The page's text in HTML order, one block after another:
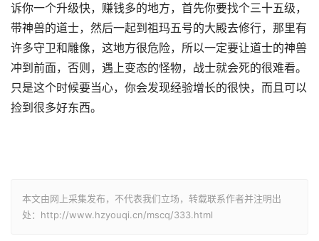
诉你一个升级快，赚钱多的地方，首先你要找个三十五级，
带神兽的道士，然后一起到祖玛五号的大殿去修行，那里有
许多守卫和雕像，这地方很危险，所以一定要让道士的神兽
冲到前面，否则，遇上变态的怪物，战士就会死的很难看。
只是这个时候要当心，你会发现经验增长的很快，而且可以
捡到很多好东西。
本文由网上采集发布，不代表我们立场，转载联系作者并注明出
处：http://www.hzyouqi.cn/mscq/333.html